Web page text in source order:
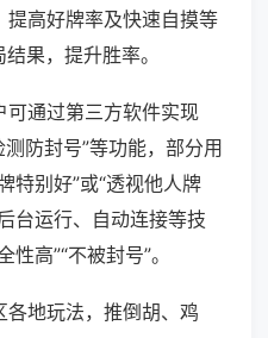
高好牌率及快速自摸等
果，提升胜率。
可通过第三方软件实现
测防封号”等功能，部分用
特别好”或“透视他人牌
台运行、自动连接等技
高”“不被封号”。
地玩法，推倒胡、鸡